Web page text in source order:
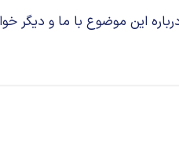
این موضوع با ما و دیگر